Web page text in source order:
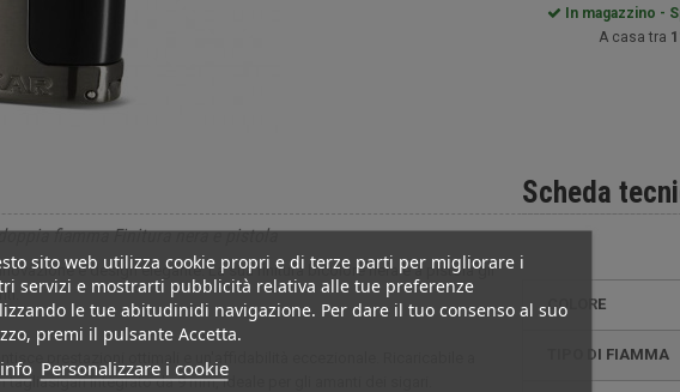
sito web utilizza cookie propri e di terze parti per migliorare i
servizi e mostrarti pubblicità relativa alle tue preferenze
le tue abitudinidi navigazione. Per dare il tuo consenso al suo
premi il pulsante Accetta.
Personalizzare i cookie
In magazzino -
A casa tra
Scheda
COLORE
TIPO DI FIAMMA
fiamma Finitura nera e pistola
e design elegante. La sua finitura bicolore nera e a pistola gli
prestazioni ottimali e un'affidabilità eccezionale. Ricaricabile a
integrato da 9 mm, ideale per gli amanti dei sigari.